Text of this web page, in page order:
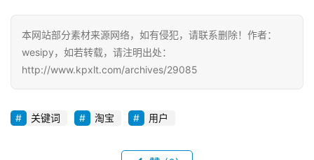
本网站部分素材来源网络，如有侵犯，请联系删除！作者：
wesipy，如若转载，请注明出处：
http://www.kpxlt.com/archives/29085
关键词 淘宝 用户